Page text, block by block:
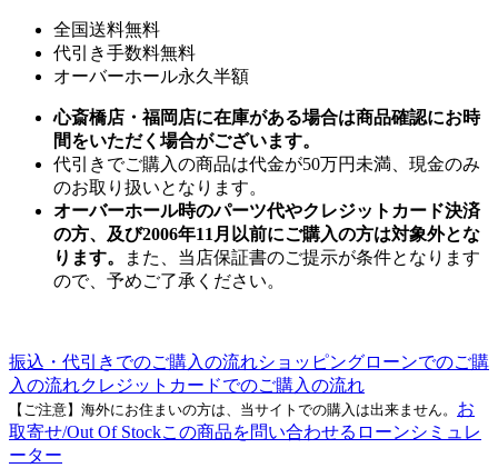
全国送料無料
代引き手数料無料
オーバーホール永久半額
心斎橋店・福岡店に在庫がある場合は商品確認にお時
間をいただく場合がございます。
代引きでご購入の商品は代金が50万円未満、現金のみ
のお取り扱いとなります。
オーバーホール時のパーツ代やクレジットカード決済
の方、及び2006年11月以前にご購入の方は対象外とな
ります。
また、当店保証書のご提示が条件となります
ので、予めご了承ください。
振込・代引きでのご購入の流れショッピングローンでのご購
入の流れクレジットカードでのご購入の流れ
【ご注意】海外にお住まいの方は、当サイトでの購入は出来ません。 お
取寄せ/Out Of Stockこの商品を問い合わせる ローンシミュレ
ーター